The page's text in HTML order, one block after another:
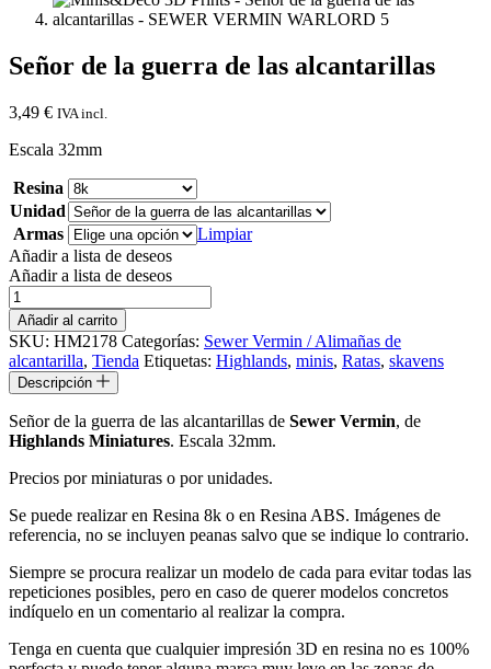
Señor de la guerra de las alcantarillas
3,49 € IVA incl.
Escala 32mm
Resina
Unidad
Armas
Limpiar
Añadir a lista de deseos
Añadir a lista de deseos
Señor
de
la
guerra
de
las
alcantarillas
cantidad
Añadir al carrito
SKU: HM2178 Categorías: Sewer Vermin / Alimañas de
alcantarilla, Tienda Etiquetas: Highlands, minis, Ratas, skavens
Descripción
Señor de la guerra de las alcantarillas de Sewer Vermin, de
Highlands Miniatures. Escala 32mm.
Precios por miniaturas o por unidades.
Se puede realizar en Resina 8k o en Resina ABS. Imágenes de
referencia, no se incluyen peanas salvo que se indique lo contrario.
Siempre se procura realizar un modelo de cada para evitar todas las
repeticiones posibles, pero en caso de querer modelos concretos
indíquelo en un comentario al realizar la compra.
Tenga en cuenta que cualquier impresión 3D en resina no es 100%